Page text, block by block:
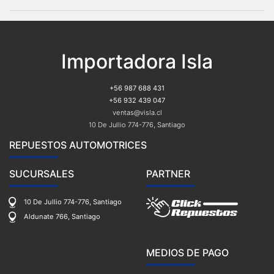
Importadora Isla
+56 987 688 431
+56 932 439 047
ventas@visla.cl
10 De Jullio 774-776, Santiago
REPUESTOS AUTOMOTRICES
SUCURSALES
10 De Jullio 774-776, Santiago
Aldunate 766, Santiago
PARTNER
MEDIOS DE PAGO